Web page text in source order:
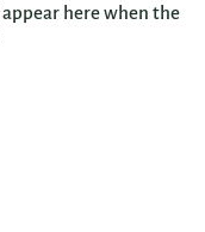
here when the